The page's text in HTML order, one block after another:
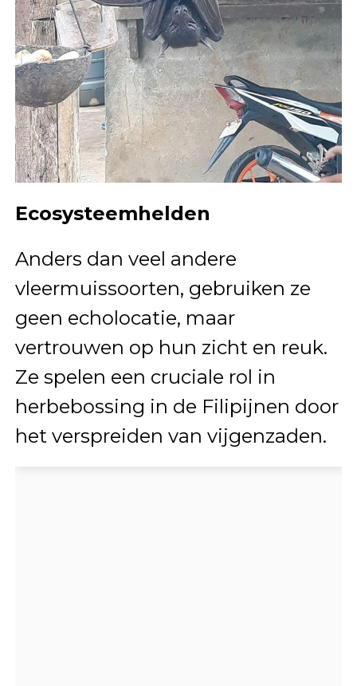
Ecosysteemhelden
Anders dan veel andere
vleermuissoorten, gebruiken ze
geen echolocatie, maar
vertrouwen op hun zicht en reuk.
Ze spelen een cruciale rol in
herbebossing in de Filipijnen door
het verspreiden van vijgenzaden.